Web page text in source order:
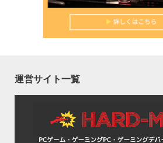
運営サイト一覧